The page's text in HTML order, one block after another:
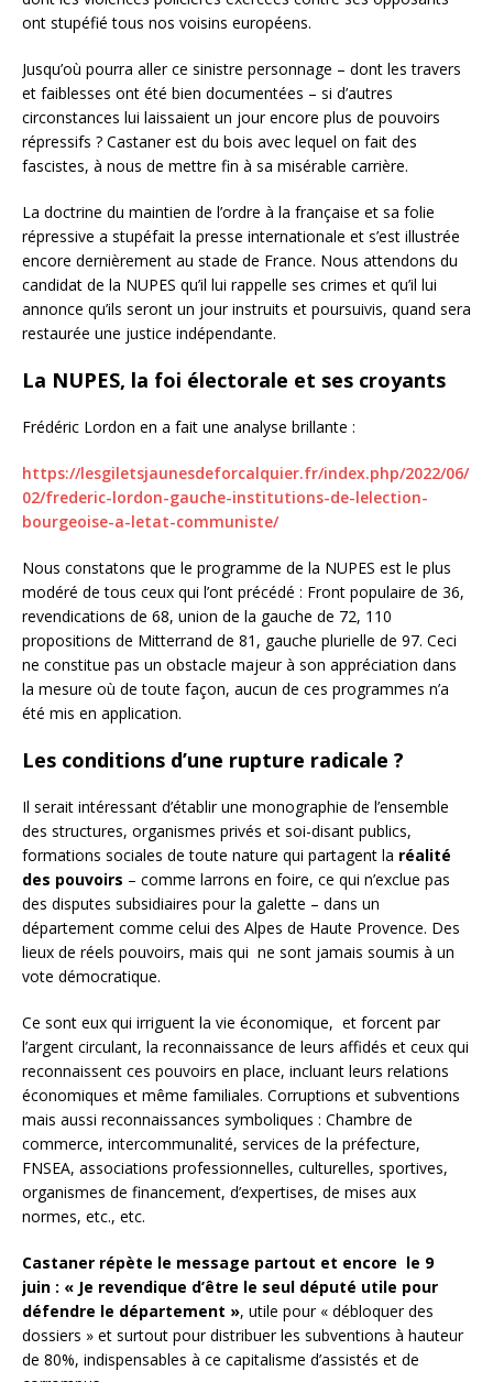
ont stupéfié tous nos voisins européens.
Jusqu’où pourra aller ce sinistre personnage – dont les travers
et faiblesses ont été bien documentées – si d’autres
circonstances lui laissaient un jour encore plus de pouvoirs
répressifs ? Castaner est du bois avec lequel on fait des
fascistes, à nous de mettre fin à sa misérable carrière.
La doctrine du maintien de l’ordre à la française et sa folie
répressive a stupéfait la presse internationale et s’est illustrée
encore dernièrement au stade de France. Nous attendons du
candidat de la NUPES qu’il lui rappelle ses crimes et qu’il lui
annonce qu’ils seront un jour instruits et poursuivis, quand sera
restaurée une justice indépendante.
La NUPES, la foi électorale et ses croyants
Frédéric Lordon en a fait une analyse brillante :
https://lesgiletsjaunesdeforcalquier.fr/index.php/2022/06/
02/frederic-lordon-gauche-institutions-de-lelection-
bourgeoise-a-letat-communiste/
Nous constatons que le programme de la NUPES est le plus
modéré de tous ceux qui l’ont précédé : Front populaire de 36,
revendications de 68, union de la gauche de 72, 110
propositions de Mitterrand de 81, gauche plurielle de 97. Ceci
ne constitue pas un obstacle majeur à son appréciation dans
la mesure où de toute façon, aucun de ces programmes n’a
été mis en application.
Les conditions d’une rupture radicale ?
Il serait intéressant d’établir une monographie de l’ensemble
des structures, organismes privés et soi-disant publics,
formations sociales de toute nature qui partagent la réalité
des pouvoirs – comme larrons en foire, ce qui n’exclue pas
des disputes subsidiaires pour la galette – dans un
département comme celui des Alpes de Haute Provence. Des
lieux de réels pouvoirs, mais qui ne sont jamais soumis à un
vote démocratique.
Ce sont eux qui irriguent la vie économique, et forcent par
l’argent circulant, la reconnaissance de leurs affidés et ceux qui
reconnaissent ces pouvoirs en place, incluant leurs relations
économiques et même familiales. Corruptions et subventions
mais aussi reconnaissances symboliques : Chambre de
commerce, intercommunalité, services de la préfecture,
FNSEA, associations professionnelles, culturelles, sportives,
organismes de financement, d’expertises, de mises aux
normes, etc., etc.
Castaner répète le message partout et encore le 9
juin : « Je revendique d’être le seul député utile pour
défendre le département », utile pour « débloquer des
dossiers » et surtout pour distribuer les subventions à hauteur
de 80%, indispensables à ce capitalisme d’assistés et de